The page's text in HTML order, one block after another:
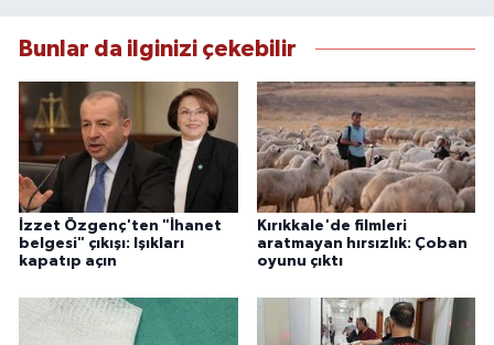
Bunlar da ilginizi çekebilir
İzzet Özgenç'ten "İhanet
belgesi" çıkışı: Işıkları
kapatıp açın
Kırıkkale'de filmleri
aratmayan hırsızlık: Çoban
oyunu çıktı